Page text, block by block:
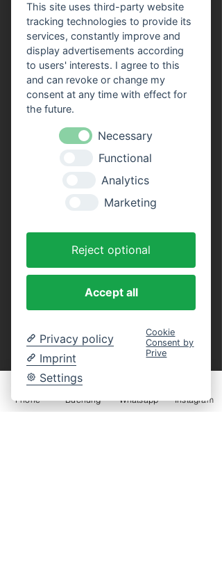
:
Kommentar
Phone Buchung Whatsapp Instagram
This site uses third-party website
tracking technologies to provide its
services, constantly improve and
display advertisements according
to users' interests. I agree to this
and can revoke or change my
consent at any time with effect for
the future.
Necessary
Functional
Analytics
Marketing
Reject optional
Accept all
Privacy policy
Imprint
Settings
Cookie
Consent by
Prive